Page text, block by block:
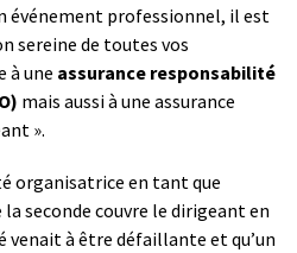
événement professionnel, il est
sereine de toutes vos
à une assurance responsabilité
mais aussi à une assurance
».
organisatrice en tant que
seconde couvre le dirigeant en
venait à être défaillante et qu’un